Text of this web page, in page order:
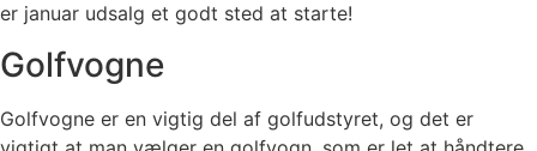
er januar udsalg et godt sted at starte!
Golfvogne
Golfvogne er en vigtig del af golfudstyret, og det er